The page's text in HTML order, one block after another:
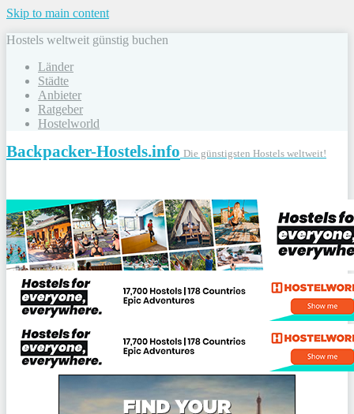
Skip to main content
Hostels weltweit günstig buchen
Länder
Städte
Anbieter
Ratgeber
Hostelworld
Backpacker-Hostels.info Die günstigsten Hostels weltweit!